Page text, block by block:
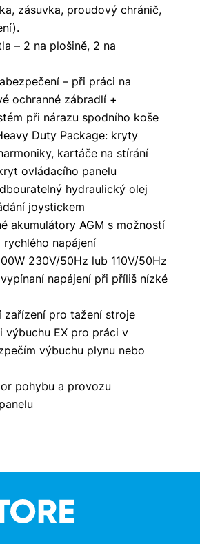
zásuvka, proudový chránič,
– 2 na plošině, 2 na
– při práci na
ochranné zábradlí +
při nárazu spodního koše
Duty Package: kryty
kartáče na stírání
ovládacího panelu
hydraulický olej
joystickem
akumulátory AGM s možností
napájení
230V/50Hz lub 110V/50Hz
napájení při příliš nízké
zařízení pro tažení stroje
výbuchu EX pro práci v
výbuchu plynu nebo
pohybu a provozu